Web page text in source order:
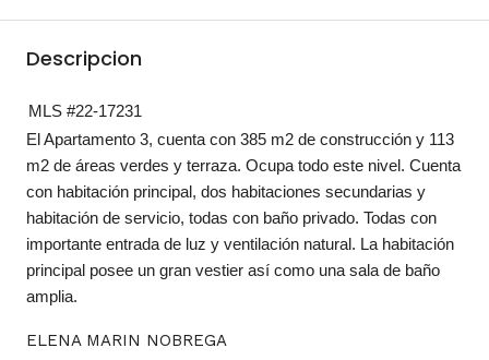
Descripcion
MLS #22-17231
El Apartamento 3, cuenta con 385 m2 de construcción y 113
m2 de áreas verdes y terraza. Ocupa todo este nivel. Cuenta
con habitación principal, dos habitaciones secundarias y
habitación de servicio, todas con baño privado. Todas con
importante entrada de luz y ventilación natural. La habitación
principal posee un gran vestier así como una sala de baño
amplia.
ELENA MARIN NOBREGA